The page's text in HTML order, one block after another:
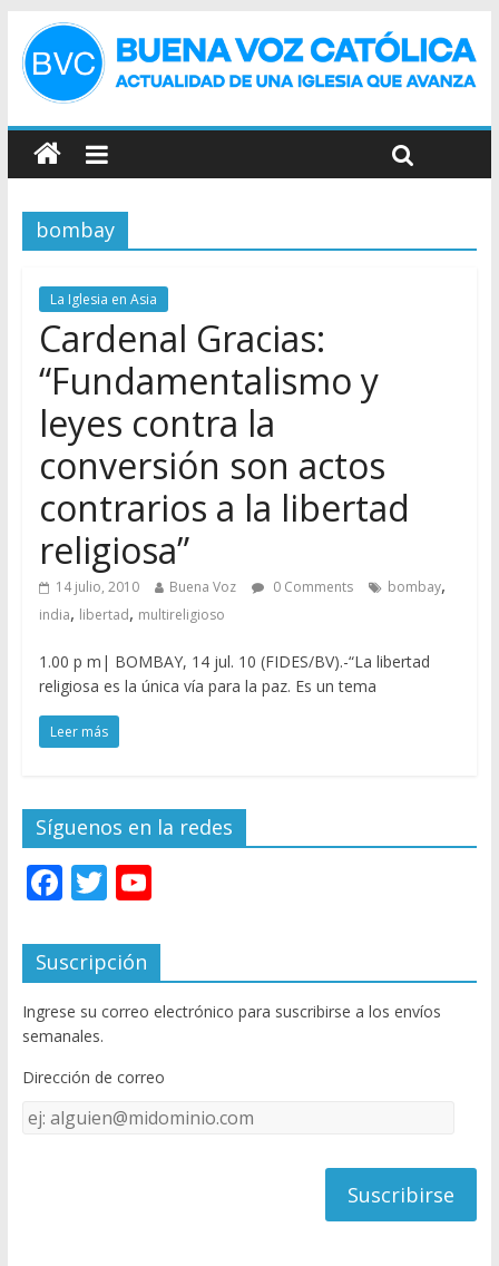
bombay
La Iglesia en Asia
Cardenal Gracias:
“Fundamentalismo y
leyes contra la
conversión son actos
contrarios a la libertad
religiosa”
14 julio, 2010 Buena Voz 0 Comments bombay,
india, libertad, multireligioso
1.00 p m| BOMBAY, 14 jul. 10 (FIDES/BV).-“La libertad
religiosa es la única vía para la paz. Es un tema
Leer más
Síguenos en la redes
F
e
b
o
o
k
T
itt
er
Y
u
T
u
e
C
Suscripción
Ingrese su correo electrónico para suscribirse a los envíos
semanales.
Dirección de correo
Dirección
de